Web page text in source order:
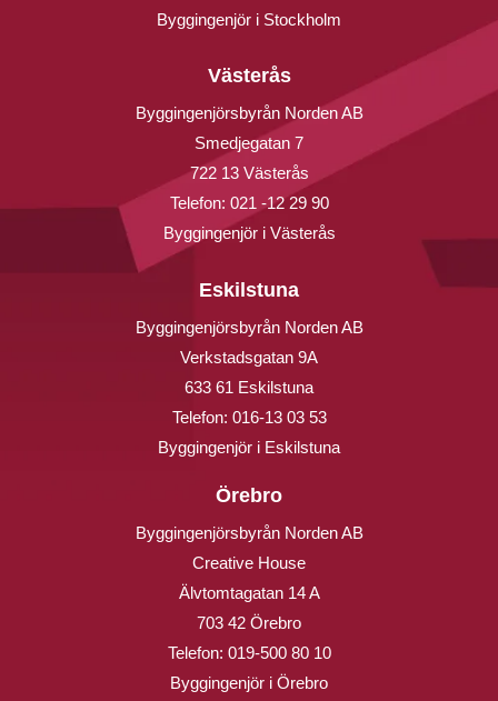
Byggingenjör i Stockholm
Västerås
Byggingenjörsbyrån Norden AB
Smedjegatan 7
722 13 Västerås
Telefon: 021 -12 29 90
Byggingenjör i Västerås
Eskilstuna
Byggingenjörsbyrån Norden AB
Verkstadsgatan 9A
633 61 Eskilstuna
Telefon: 016-13 03 53
Byggingenjör i Eskilstuna
Örebro
Byggingenjörsbyrån Norden AB
Creative House
Älvtomtagatan 14 A
703 42 Örebro
Telefon: 019-500 80 10
Byggingenjör i Örebro